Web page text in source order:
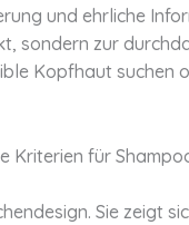
und ehrliche
sondern zur
Kopfhaut suchen
Kriterien für
Sie zeigt